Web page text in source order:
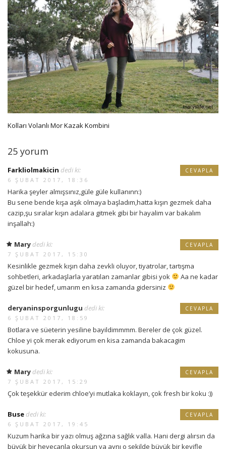
Kolları Volanlı Mor Kazak Kombini
25 yorum
Farkliolmakicin dedi ki:
6 ŞUBAT 2017, 18:36
Harika şeyler almışsınız,güle güle kullanınn:)
Bu sene bende kışa aşık olmaya başladım,hatta kışın gezmek daha
cazip,şu sıralar kışın adalara gitmek gibi bir hayalim var bakalım
inşallah:)
CEVAPLA
Mary dedi ki:
7 ŞUBAT 2017, 15:30
Kesinlikle gezmek kışın daha zevkli oluyor, tiyatrolar, tartışma
sohbetleri, arkadaşlarla yaratılan zamanlar gibisi yok
Aa ne kadar
güzel bir hedef, umarım en kısa zamanda gidersiniz
CEVAPLA
deryaninsporgunlugu dedi ki:
6 ŞUBAT 2017, 18:59
Botlara ve süeterin yesiline bayildimmmm. Bereler de çok güzel.
Chloe yi çok merak ediyorum en kisa zamanda bakacagim
kokusuna.
CEVAPLA
Mary dedi ki:
7 ŞUBAT 2017, 15:29
Çok teşekkür ederim chloe’yi mutlaka koklayın, çok fresh bir koku :))
CEVAPLA
Buse dedi ki:
6 ŞUBAT 2017, 19:45
Kuzum harika bir yazı olmuş ağzına sağlık valla. Hani dergi alırsın da
büyük bir heyecanla okursun ya aynı o şekilde büyük bir keyifle
CEVAPLA